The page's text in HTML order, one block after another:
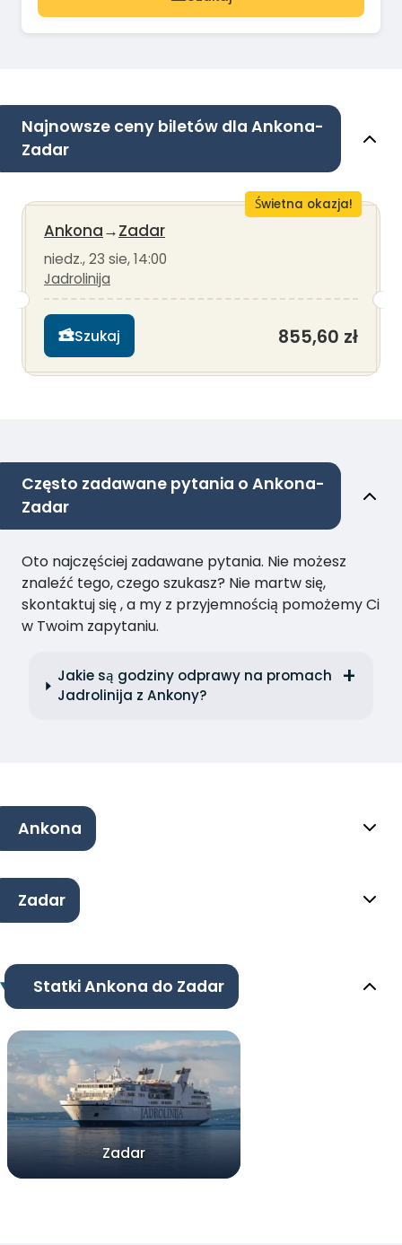
Najnowsze ceny biletów dla Ankona-
Zadar
Świetna okazja!
Ankona→Zadar
niedz., 23 sie, 14:00
Jadrolinija
Szukaj 855,60 zł
Często zadawane pytania o Ankona-
Zadar
Oto najczęściej zadawane pytania. Nie możesz
znaleźć tego, czego szukasz? Nie martw się,
skontaktuj się , a my z przyjemnością pomożemy Ci
w Twoim zapytaniu.
Jakie są godziny odprawy na promach
Jadrolinija z Ankony?
Ankona
Zadar
Statki Ankona do Zadar
Zadar